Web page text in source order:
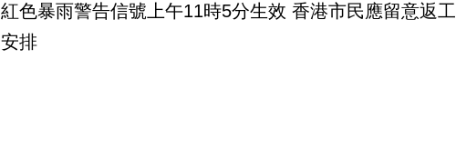
紅色暴雨警告信號上午11時5分生效 香港市民應留意返工
安排